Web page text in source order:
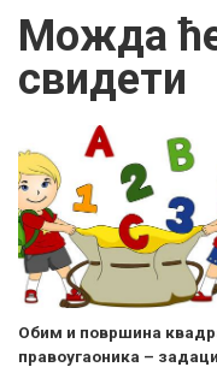
Можда
свидети
Обим и површина
правоугаоника –